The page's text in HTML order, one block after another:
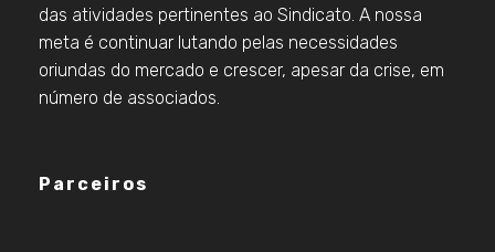
das atividades pertinentes ao Sindicato. A nossa
meta é continuar lutando pelas necessidades
oriundas do mercado e crescer, apesar da crise, em
número de associados.
Parceiros